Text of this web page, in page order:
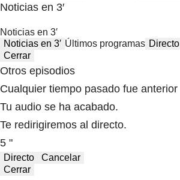
Noticias en 3′
Noticias en 3′
Noticias en 3′ Últimos programas Directo
Cerrar
Otros episodios
Cualquier tiempo pasado fue anterior
Tu audio se ha acabado.
Te redirigiremos al directo.
5 "
Directo
Cancelar
Cerrar